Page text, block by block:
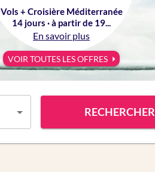
Vols + Croisière Méditerranée
14 jours · à partir de 19...
En savoir plus
VOIR TOUTES LES OFFRES
RECHERCHER